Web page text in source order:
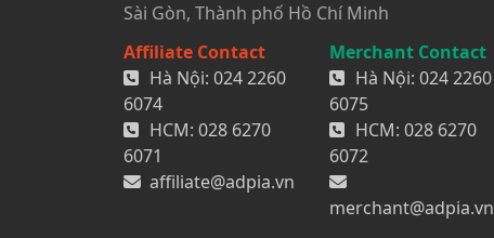
Sài Gòn, Thành phố Hồ Chí Minh
Affiliate Contact
Hà Nội: 024 2260
6074
HCM: 028 6270
6071
affiliate@adpia.vn
Merchant Contact
Hà Nội: 024 2260
6075
HCM: 028 6270
6072
merchant@adpia.vn